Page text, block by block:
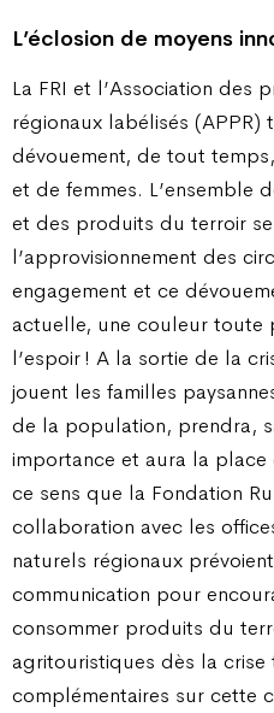
L’éclosion de moyens
La FRI et l’Association des
régionaux labélisés (APPR)
dévouement, de tout
et de femmes. L’ensemble
et des produits du terroir
l’approvisionnement des
engagement et ce
actuelle, une couleur toute
l’espoir ! A la sortie de la
jouent les familles
de la population, prendra,
importance et aura la place
ce sens que la Fondation
collaboration avec les
naturels régionaux
communication pour
consommer produits du
agritouristiques dès la crise
complémentaires sur cette